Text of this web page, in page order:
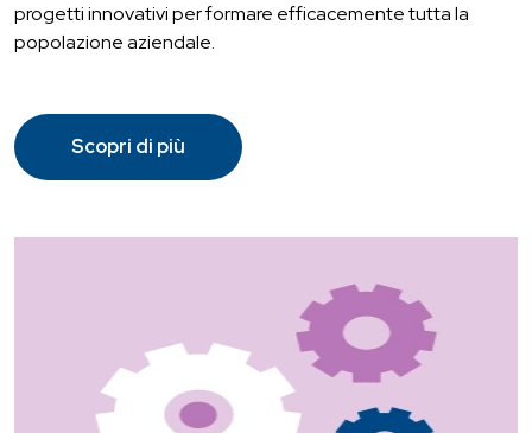
progetti innovativi per formare efficacemente tutta la
popolazione aziendale.
Scopri di più